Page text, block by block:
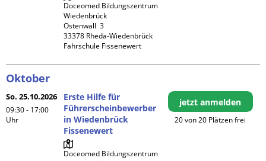
Doceomed Bildungszentrum
Wiedenbrück
Ostenwall  3
33378 Rheda-Wiedenbrück
Fahrschule Fissenewert
Oktober
So. 25.10.2026
09:30 - 17:00
Uhr
Erste Hilfe für
Führerscheinbewerber
in Wiedenbrück
Fissenewert
Doceomed Bildungszentrum
jetzt anmelden
20 von 20 Plätzen frei